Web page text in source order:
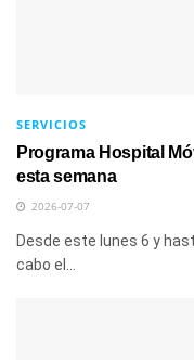
SERVICIOS
Programa Hospital
esta semana
2026-07-07
Desde este lunes 6 y
cabo el...